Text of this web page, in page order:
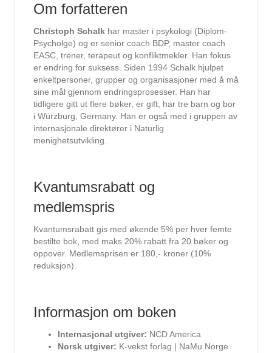
Om forfatteren
Christoph Schalk har master i psykologi (Diplom-
Psycholge) og er senior coach BDP, master coach
EASC, trener, terapeut og konfliktmekler. Han fokus
er endring for suksess. Siden 1994 Schalk hjulpet
enkeltpersoner, grupper og organisasjoner med å må
sine mål gjennom endringsprosesser. Han har
tidligere gitt ut flere bøker, er gift, har tre barn og bor
i Würzburg, Germany. Han er også med i gruppen av
internasjonale direktører i Naturlig
menighetsutvikling.
Kvantumsrabatt og
medlemspris
Kvantumsrabatt gis med økende 5% per hver femte
bestilte bok, med maks 20% rabatt fra 20 bøker og
oppover. Medlemsprisen er 180,- kroner (10%
reduksjon).
Informasjon om boken
Internasjonal utgiver: NCD America
Norsk utgiver: K-vekst forlag | NaMu Norge